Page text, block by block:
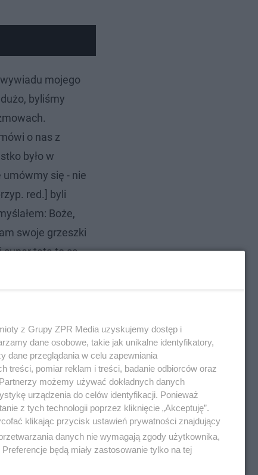
mojego
byliśmy
o nas z
było w
umówmy się - nie
red.] byli
Boże,
swoje grzeszki
super tata to są
dziecka. Po latach wybaczył
z Grupy ZPR Media uzyskujemy dostęp i
dane osobowe, takie jak unikalne identyfikatory,
dane przeglądania w celu zapewniania
treści, pomiar reklam i treści, badanie odbiorców oraz
możemy używać dokładnych danych
urządzenia do celów identyfikacji. Ponieważ
z tych technologii poprzez kliknięcie „Akceptuję”.
klikając przycisk ustawień prywatności znajdujący
danych nie wymagają zgody użytkownika,
będą miały zastosowanie tylko na tej